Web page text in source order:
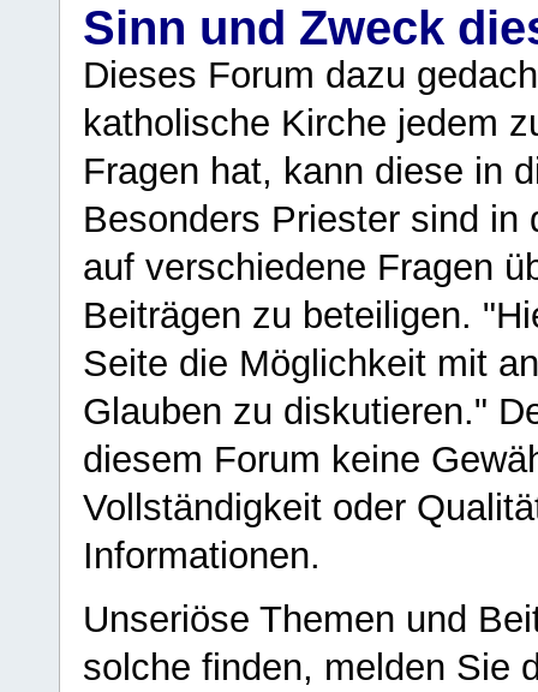
Sinn und Zweck
Dieses Forum dazu
katholische Kirche jedem
Fragen hat, kann diese in
Besonders Priester sind in
auf verschiedene Fragen
Beiträgen zu beteiligen.
Seite die Möglichkeit mit
Glauben zu diskutieren."
diesem Forum keine
Vollständigkeit oder
Informationen.
Unseriöse Themen und
solche finden, melden Sie